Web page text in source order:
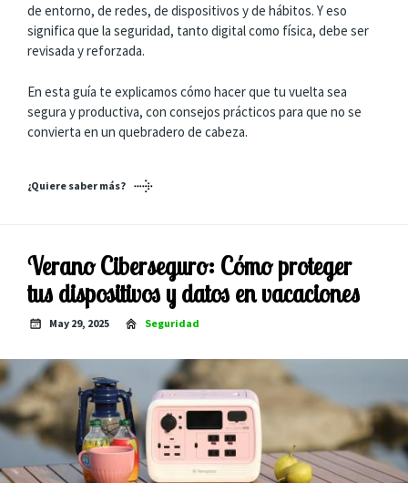
de entorno, de redes, de dispositivos y de hábitos. Y eso
significa que la seguridad, tanto digital como física, debe ser
revisada y reforzada.
En esta guía te explicamos cómo hacer que tu vuelta sea
segura y productiva, con consejos prácticos para que no se
convierta en un quebradero de cabeza.
¿Quiere saber más?
Verano Ciberseguro: Cómo proteger
tus dispositivos y datos en vacaciones
May 29, 2025 Seguridad